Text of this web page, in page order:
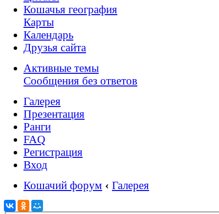
Кошачья география
Карты
Календарь
Друзья сайта
Активные темы
Сообщения без ответов
Галерея
Презентация
Ранги
FAQ
Регистрация
Вход
Кошачий форум ‹ Галерея